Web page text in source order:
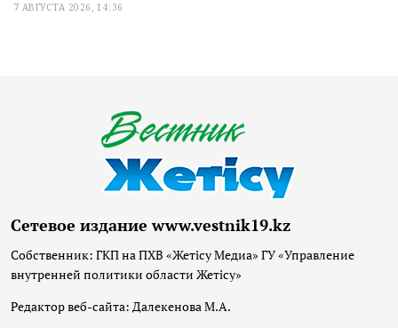
7 АВГУСТА 2026, 14:36
Сетевое издание www.vestnik19.kz
Собственник: ГКП на ПХВ «Жетісу Медиа» ГУ «Управление
внутренней политики области Жетісу»
Редактор веб-сайта: Далекенова М.А.